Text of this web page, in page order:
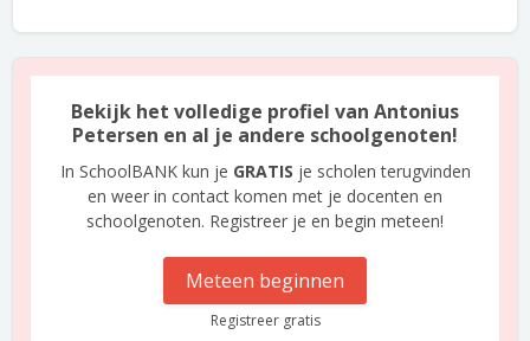
Bekijk het volledige profiel van Antonius
Petersen en al je andere schoolgenoten!
In SchoolBANK kun je GRATIS je scholen terugvinden
en weer in contact komen met je docenten en
schoolgenoten. Registreer je en begin meteen!
Meteen beginnen
Registreer gratis